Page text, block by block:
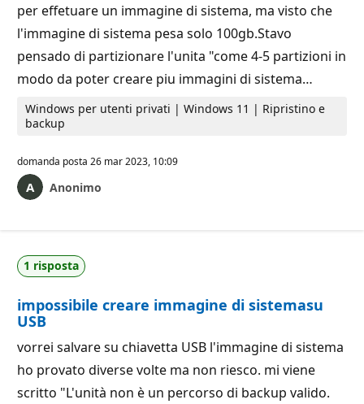
per effetuare un immagine di sistema, ma visto che
l'immagine di sistema pesa solo 100gb.Stavo
pensado di partizionare l'unita "come 4-5 partizioni in
modo da poter creare piu immagini di sistema…
Windows per utenti privati | Windows 11 | Ripristino e
backup
domanda posta 26 mar 2023, 10:09
Anonimo
1 risposta
impossibile creare immagine di sistemasu
USB
vorrei salvare su chiavetta USB l'immagine di sistema
ho provato diverse volte ma non riesco. mi viene
scritto "L'unità non è un percorso di backup valido.